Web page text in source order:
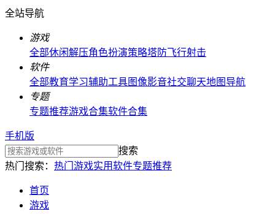
全站导航
游戏
全部休闲解压角色扮演策略塔防飞行射击
软件
全部教育学习辅助工具图像影音社交聊天地图导航
专题
专题推荐游戏合集软件合集
手机版
搜索
热门搜索： 热门游戏实用软件专题推荐
首页
游戏